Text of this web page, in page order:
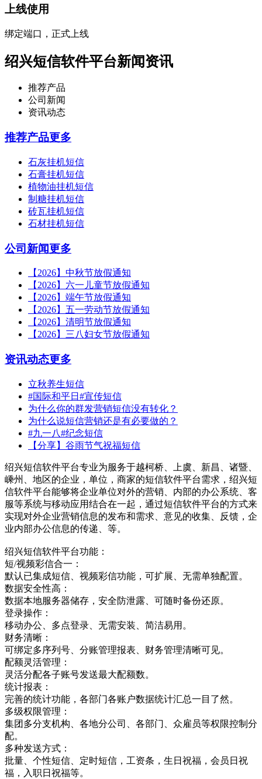
上线使用
绑定端口，正式上线
绍兴短信软件平台新闻资讯
推荐产品
公司新闻
资讯动态
推荐产品更多
石灰挂机短信
石膏挂机短信
植物油挂机短信
制糖挂机短信
砖瓦挂机短信
石材挂机短信
公司新闻更多
【2026】中秋节放假通知
【2026】六一儿童节放假通知
【2026】端午节放假通知
【2026】五一劳动节放假通知
【2026】清明节放假通知
【2026】三八妇女节放假通知
资讯动态更多
立秋养生短信
#国际和平日#宣传短信
为什么你的群发营销短信没有转化？
为什么说短信营销还是有必要做的？
#九一八#纪念短信
【分享】谷雨节气祝福短信
绍兴短信软件平台专业为服务于越柯桥、上虞、新昌、诸暨、
嵊州、地区的企业，单位，商家的短信软件平台需求，绍兴短
信软件平台能够将企业单位对外的营销、内部的办公系统、客
服等系统与移动应用结合在一起，通过短信软件平台的方式来
实现对外企业营销信息的发布和需求、意见的收集、反馈，企
业内部办公信息的传递、等。
绍兴短信软件平台功能：
短/视频彩信合一：
默认已集成短信、视频彩信功能，可扩展、无需单独配置。
数据安全性高：
数据本地服务器储存，安全防泄露、可随时备份还原。
登录操作：
移动办公、多点登录、无需安装、简洁易用。
财务清晰：
可绑定多序列号、分账管理报表、财务管理清晰可见。
配额灵活管理：
灵活分配各子账号发送最大配额数。
统计报表：
完善的统计功能，各部门各账户数据统计汇总一目了然。
多级权限管理：
集团多分支机构、各地分公司、各部门、众雇员等权限控制分
配。
多种发送方式：
批量、个性短信、定时短信，工资条，生日祝福，会员日祝
福，入职日祝福等。